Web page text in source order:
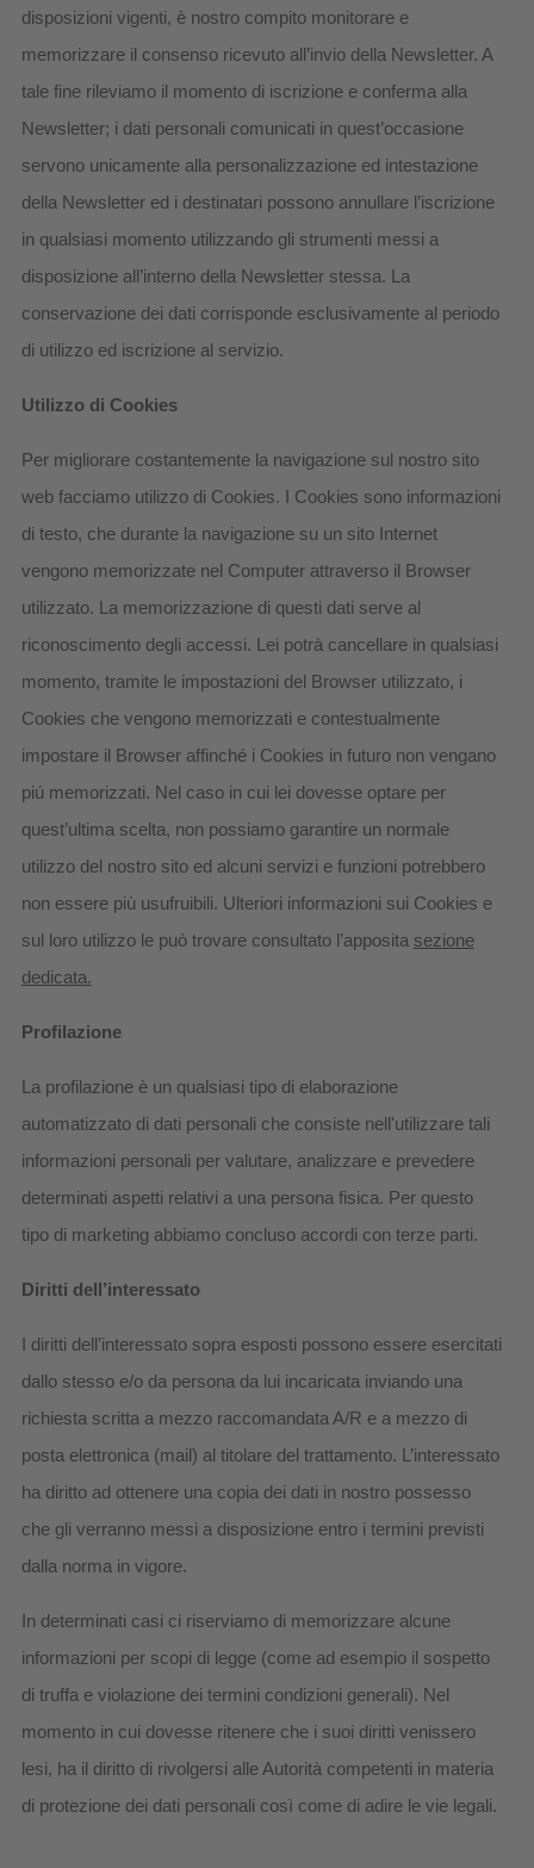
disposizioni vigenti, è nostro compito monitorare e
memorizzare il consenso ricevuto all’invio della Newsletter. A
tale fine rileviamo il momento di iscrizione e conferma alla
Newsletter; i dati personali comunicati in quest’occasione
servono unicamente alla personalizzazione ed intestazione
della Newsletter ed i destinatari possono annullare l’iscrizione
in qualsiasi momento utilizzando gli strumenti messi a
disposizione all’interno della Newsletter stessa. La
conservazione dei dati corrisponde esclusivamente al periodo
di utilizzo ed iscrizione al servizio.
Utilizzo di Cookies
Per migliorare costantemente la navigazione sul nostro sito
web facciamo utilizzo di Cookies. I Cookies sono informazioni
di testo, che durante la navigazione su un sito Internet
vengono memorizzate nel Computer attraverso il Browser
utilizzato. La memorizzazione di questi dati serve al
riconoscimento degli accessi. Lei potrà cancellare in qualsiasi
momento, tramite le impostazioni del Browser utilizzato, i
Cookies che vengono memorizzati e contestualmente
impostare il Browser affinché i Cookies in futuro non vengano
piú memorizzati. Nel caso in cui lei dovesse optare per
quest’ultima scelta, non possiamo garantire un normale
utilizzo del nostro sito ed alcuni servizi e funzioni potrebbero
non essere più usufruibili. Ulteriori informazioni sui Cookies e
sul loro utilizzo le può trovare consultato l’apposita sezione
dedicata.
Profilazione
La profilazione è un qualsiasi tipo di elaborazione
automatizzato di dati personali che consiste nell'utilizzare tali
informazioni personali per valutare, analizzare e prevedere
determinati aspetti relativi a una persona fisica. Per questo
tipo di marketing abbiamo concluso accordi con terze parti.
Diritti dell’interessato
I diritti dell’interessato sopra esposti possono essere esercitati
dallo stesso e/o da persona da lui incaricata inviando una
richiesta scritta a mezzo raccomandata A/R e a mezzo di
posta elettronica (mail) al titolare del trattamento. L’interessato
ha diritto ad ottenere una copia dei dati in nostro possesso
che gli verranno messi a disposizione entro i termini previsti
dalla norma in vigore.
In determinati casi ci riserviamo di memorizzare alcune
informazioni per scopi di legge (come ad esempio il sospetto
di truffa e violazione dei termini condizioni generali). Nel
momento in cui dovesse ritenere che i suoi diritti venissero
lesi, ha il diritto di rivolgersi alle Autorità competenti in materia
di protezione dei dati personali così come di adire le vie legali.